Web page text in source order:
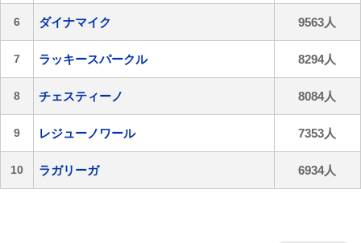
6 ダイナマイク 9563人
7 ラッキースパークル 8294人
8 チェスティーノ 8084人
9 レジューノワール 7353人
10 ラガリーガ 6934人